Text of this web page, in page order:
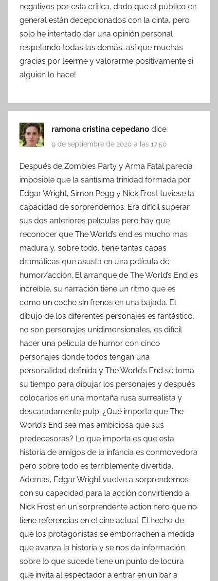
negativos por esta crítica, dado que el público en
general están decepcionados con la cinta, pero
solo he intentado dar una opinión personal
respetando todas las demás, así que muchas
gracias por leerme y valorarme positivamente si
alguien lo hace!
ramona cristina cepedano dice:
9 de septiembre de 2020 a las 17:50
Después de Zombies Party y Arma Fatal parecía
imposible que la santísima trinidad formada por
Edgar Wright, Simon Pegg y Nick Frost tuviese la
capacidad de sorprendernos. Era difícil superar
sus dos anteriores películas pero hay que
reconocer que The World’s end es mucho mas
madura y, sobre todo, tiene tantas capas
dramáticas que asusta en una película de
humor/acción. El arranque de The World’s End es
increíble, su narración tiene un ritmo que es
como un coche sin frenos en una bajada. El
dibujo de los diferentes personajes es fantástico,
no son personajes unidimensionales, es difícil
hacer una película de humor con cinco
personajes donde todos tengan una
personalidad definida y The World’s End se toma
su tiempo para dibujar los personajes y después
colocarlos en una montaña rusa surrealista y
descaradamente pulp. ¿Qué importa que The
World’s End sea mas ambiciosa que sus
predecesoras? Lo que importa es que esta
historia de amigos de la infancia es conmovedora
pero sobre todo es terriblemente divertida.
Además, Edgar Wright vuelve a sorprendernos
con su capacidad para la acción convirtiendo a
Nick Frost en un sorprendente action hero que no
tiene referencias en el cine actual. El hecho de
que los protagonistas se emborrachen a medida
que avanza la historia y se nos da información
sobre lo que sucede tiene un punto de locura
que invita al espectador a entrar en un bar a